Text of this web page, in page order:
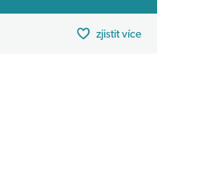
zjistit více